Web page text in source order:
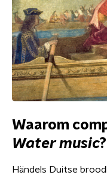
Waarom
Water music?
Händels Duitse